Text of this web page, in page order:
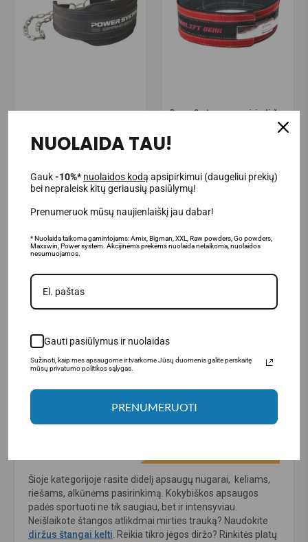
32.90€
Prekė sandėlyje
Į KREPŠELĮ
Power System apsauginis diržas
Šioje kategorijoje rasite didelį apsaugų nugarai, keliams,
riešams, alkūnėms pasirinkimą. Kokybiškos apsaugos
padės sportuoti ne tik saugiau, bet ir intensyviau.
Neišlaikote štangos atlikdmai mirties trauką? Naudokite
diržus štangai kelti . Reikia tikro jėgos diržo? Rinkitės platų
NUOLAIDA TAU!
Gauk-10%* nuolaidos kodą apsipirkimui (daugeliui prekių)
bei nepraleisk kitų geriausių pasiūlymų!
Prenumeruok mūsų naujienlaiškį jau dabar!
* Nuolaida taikoma gamintojams: Amix, Bigman, XXL, Raw powders, Go powders,
Maxxwin, Power system. Akcijinėms prekėms nuolaida netaikoma, nuolaidos
nesumuojamos.
Gauti pasiūlymus ir nuolaidas
Sužinoti, kaip mes apsaugome ir tvarkome Jūsų duomenis galite perskaitę
mūsų privatumo politikos sąlygas.
PRENUMERUOTI